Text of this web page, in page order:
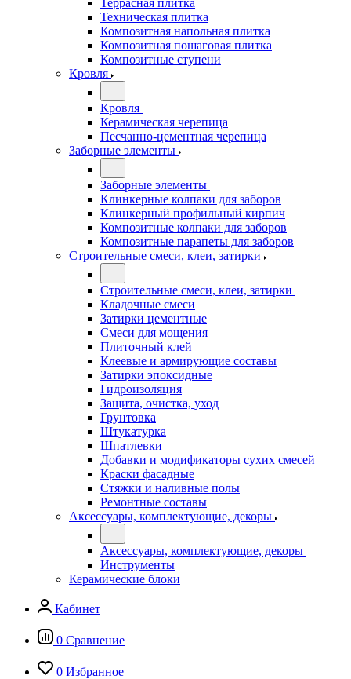
Террасная плитка
Техническая плитка
Композитная напольная плитка
Композитная пошаговая плитка
Композитные ступени
Кровля
Кровля
Керамическая черепица
Песчанно-цементная черепица
Заборные элементы
Заборные элементы
Клинкерные колпаки для заборов
Клинкерный профильный кирпич
Композитные колпаки для заборов
Композитные парапеты для заборов
Строительные смеси, клеи, затирки
Строительные смеси, клеи, затирки
Кладочные смеси
Затирки цементные
Смеси для мощения
Плиточный клей
Клеевые и армирующие составы
Затирки эпоксидные
Гидроизоляция
Защита, очистка, уход
Грунтовка
Штукатурка
Шпатлевки
Добавки и модификаторы сухих смесей
Краски фасадные
Стяжки и наливные полы
Ремонтные составы
Аксессуары, комплектующие, декоры
Аксессуары, комплектующие, декоры
Инструменты
Керамические блоки
Кабинет
0 Сравнение
0 Избранное